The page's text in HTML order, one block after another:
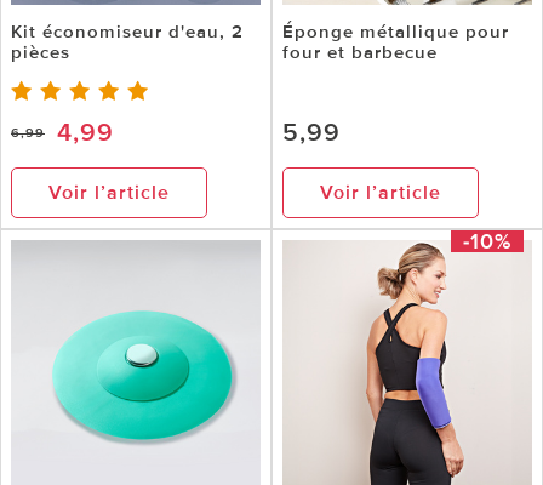
Kit économiseur d'eau, 2
pièces
6,99 4,99
Voir l’article
Éponge métallique pour
four et barbecue
5,99
Voir l’article
-10%